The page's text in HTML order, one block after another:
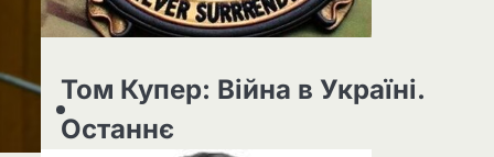
Том Купер: Війна в Україні.
Останнє